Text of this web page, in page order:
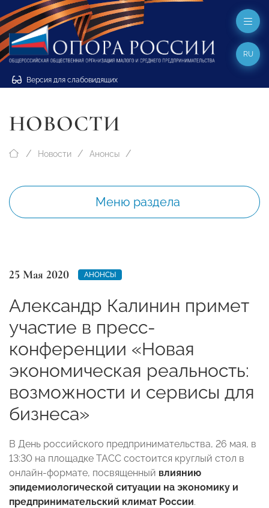
Версия для слабовидящих
RU
НОВОСТИ
Новости Анонсы
Меню раздела
25 Мая 2020 АНОНСЫ
Александр Калинин примет
участие в пресс-
конференции «Новая
экономическая реальность:
возможности и сервисы для
бизнеса»
В День российского предпринимательства, 26 мая, в
13:30 на площадке ТАСС состоится круглый стол в
онлайн-формате, посвященный влиянию
эпидемиологической ситуации на экономику и
предпринимательский климат России.